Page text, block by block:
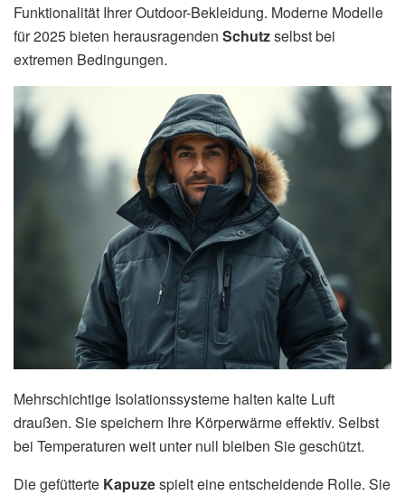
Funktionalität Ihrer Outdoor-Bekleidung. Moderne Modelle
für 2025 bieten herausragenden Schutzselbst bei
extremen Bedingungen.
Mehrschichtige Isolationssysteme halten kalte Luft
draußen. Sie speichern Ihre Körperwärme effektiv. Selbst
bei Temperaturen weit unter null bleiben Sie geschützt.
Die gefütterte Kapuzespielt eine entscheidende Rolle. Sie